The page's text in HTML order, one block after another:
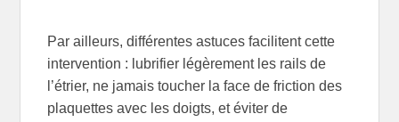
Par ailleurs, différentes astuces facilitent cette
intervention : lubrifier légèrement les rails de
l’étrier, ne jamais toucher la face de friction des
plaquettes avec les doigts, et éviter de